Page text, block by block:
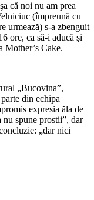
că noi nu am prea
(împreună cu
urmează) s-a zbenguit
ore, ca să-i aducă şi
Mother’s Cake.
„Bucovina”,
din echipa
expresia ăla de
spune prostii”, dar
„dar nici